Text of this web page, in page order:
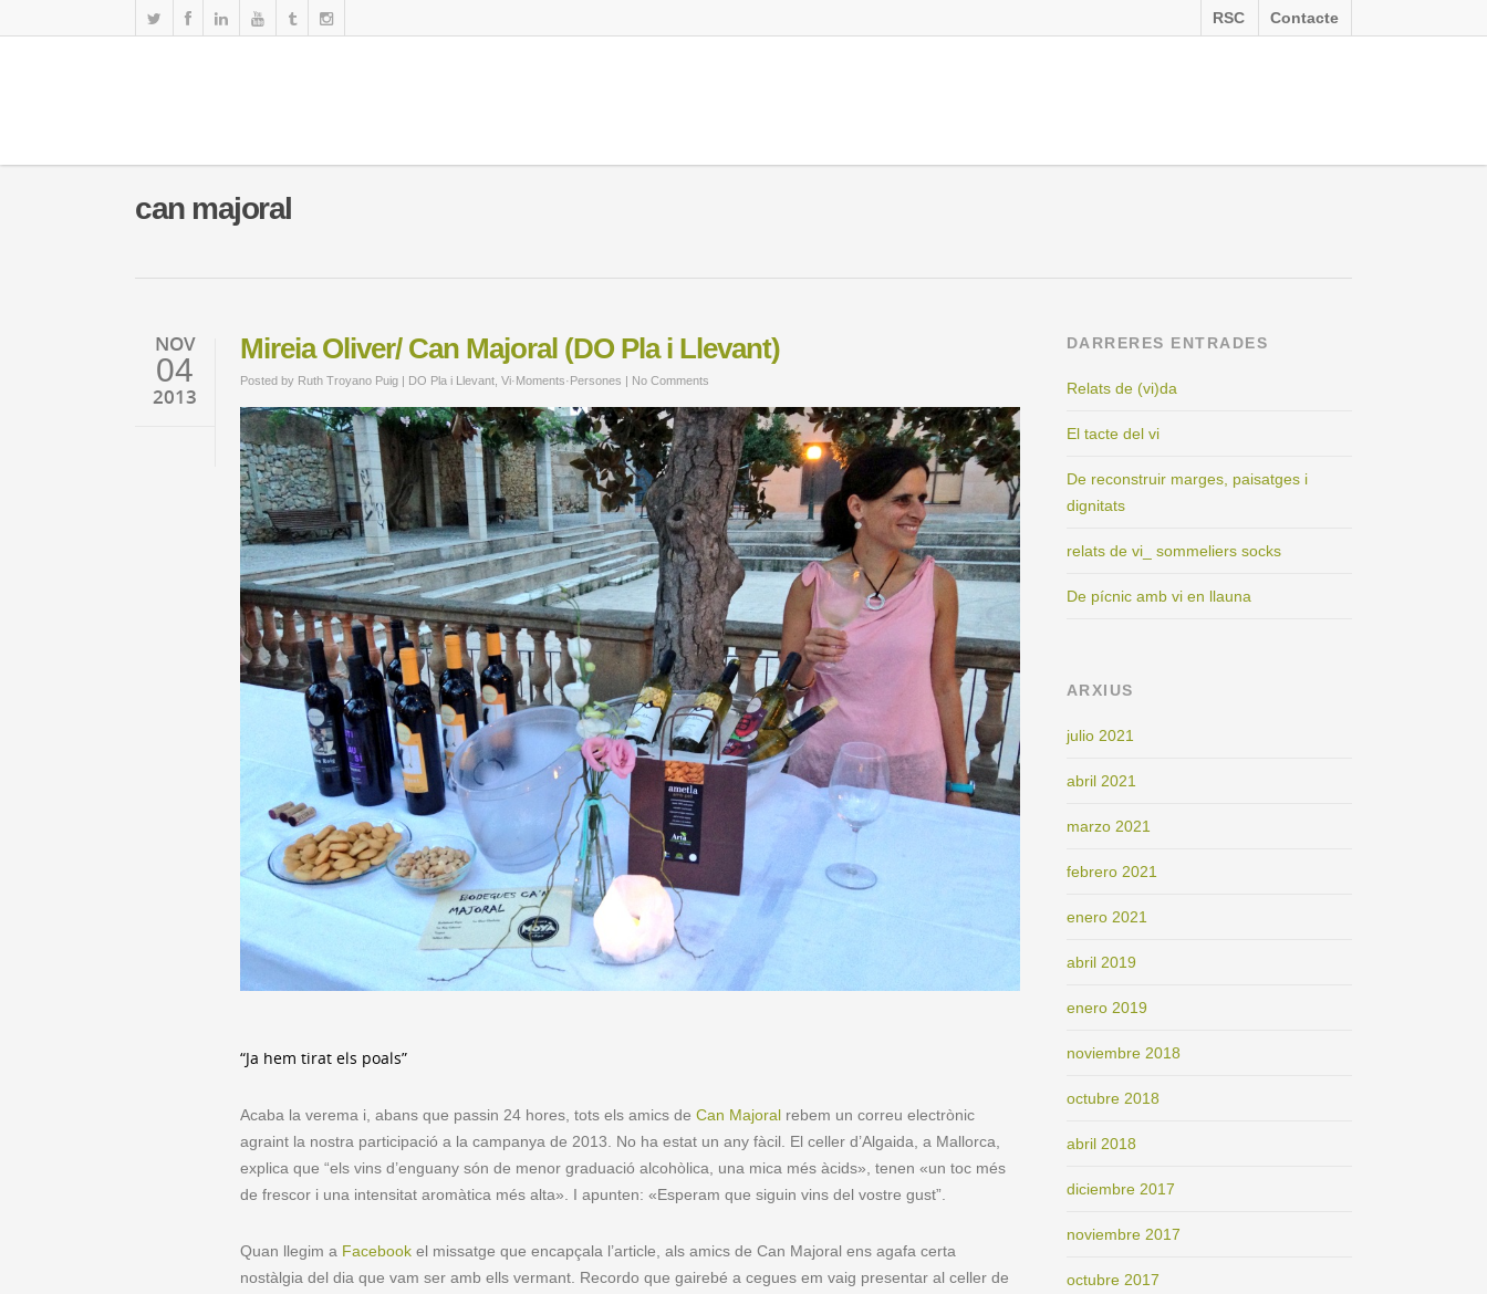
RSC Contacte
can majoral
NOV
04
2013
Mireia Oliver/ Can Majoral (DO Pla i Llevant)
Posted by Ruth Troyano Puig | DO Pla i Llevant Vi·Moments·Persones | No Comments
“Ja hem tirat els poals”
Acaba la verema i, abans que passin 24 hores, tots els amics de Can Majoral rebem un correu electrònic
agraint la nostra participació a la campanya de 2013. No ha estat un any fàcil. El celler d’Algaida, a Mallorca,
explica que “els vins d’enguany són de menor graduació alcohòlica, una mica més àcids», tenen «un toc més
de frescor i una intensitat aromàtica més alta». I apunten: «Esperam que siguin vins del vostre gust”.
Quan llegim a Facebook el missatge que encapçala l’article, als amics de Can Majoral ens agafa certa
nostàlgia del dia que vam ser amb ells vermant. Recordo que gairebé a cegues em vaig presentar al celler de
DARRERES ENTRADES
Relats de (vi)da
El tacte del vi
De reconstruir marges, paisatges i
dignitats
relats de vi_ sommeliers socks
De pícnic amb vi en llauna
ARXIUS
julio 2021
abril 2021
marzo 2021
febrero 2021
enero 2021
abril 2019
enero 2019
noviembre 2018
octubre 2018
abril 2018
diciembre 2017
noviembre 2017
octubre 2017